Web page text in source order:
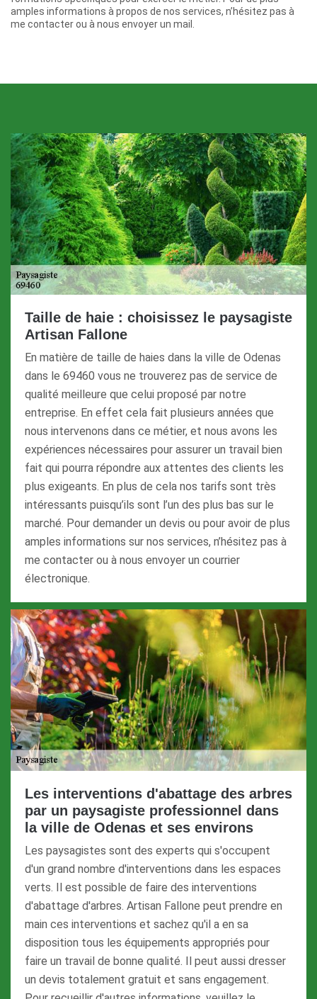
amples informations à propos de nos services, n’hésitez pas à
me contacter ou à nous envoyer un mail.
Taille de haie : choisissez le paysagiste
Artisan Fallone
En matière de taille de haies dans la ville de Odenas
dans le 69460 vous ne trouverez pas de service de
qualité meilleure que celui proposé par notre
entreprise. En effet cela fait plusieurs années que
nous intervenons dans ce métier, et nous avons les
expériences nécessaires pour assurer un travail bien
fait qui pourra répondre aux attentes des clients les
plus exigeants. En plus de cela nos tarifs sont très
intéressants puisqu’ils sont l’un des plus bas sur le
marché. Pour demander un devis ou pour avoir de plus
amples informations sur nos services, n’hésitez pas à
me contacter ou à nous envoyer un courrier
électronique.
Les interventions d'abattage des arbres
par un paysagiste professionnel dans
la ville de Odenas et ses environs
Les paysagistes sont des experts qui s'occupent
d'un grand nombre d'interventions dans les espaces
verts. Il est possible de faire des interventions
d'abattage d'arbres. Artisan Fallone peut prendre en
main ces interventions et sachez qu'il a en sa
disposition tous les équipements appropriés pour
faire un travail de bonne qualité. Il peut aussi dresser
un devis totalement gratuit et sans engagement.